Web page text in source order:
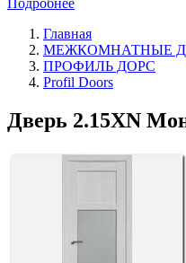
Главная
МЕЖКОМНАТНЫЕ
ПРОФИЛЬ ДОРС
Profil Doors
Дверь 2.15ХN